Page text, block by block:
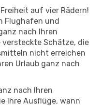
auf vier Rädern!
Flughafen und
nach Ihren
versteckte Schätze, die
nicht erreichen
Urlaub ganz nach
nach Ihren
Ihre Ausflüge, wann